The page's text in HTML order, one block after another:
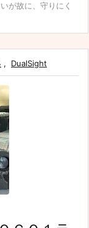
が故に、守りにく
, DualSight